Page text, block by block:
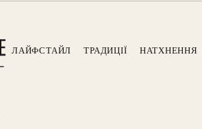
ЛАЙФСТАЙЛ ТРАДИЦІЇ НАТХНЕННЯ